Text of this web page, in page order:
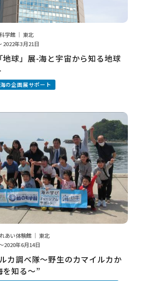
学館 ｜ 東北
2022年3月21日
地球」展-海と宇宙から知る地球
の企画展サポート
あい体験館 ｜ 東北
2020年6月14日
カ調べ隊～野生のカマイルカか
を知る～”